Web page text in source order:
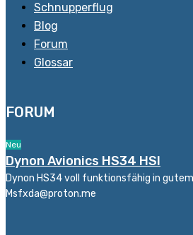
Schnupperflug
Blog
Forum
Glossar
FORUM
Neu
Dynon Avionics HS34 HSI
Dynon HS34 voll funktionsfähig in
Msfxda@proton.me